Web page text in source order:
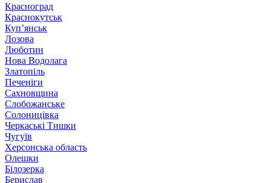
Красноград
Краснокутськ
Куп’янськ
Лозова
Люботин
Нова Водолага
Златопіль
Печеніги
Сахновщина
Слобожанське
Солоницівка
Черкаські Тишки
Чугуїв
Херсонська область
Олешки
Білозерка
Берислав